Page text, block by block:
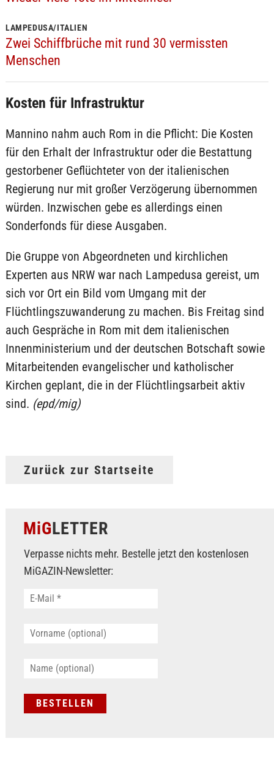
LAMPEDUSA/ITALIEN
Zwei Schiffbrüche mit rund 30 vermissten
Menschen
Kosten für Infrastruktur
Mannino nahm auch Rom in die Pflicht: Die Kosten
für den Erhalt der Infrastruktur oder die Bestattung
gestorbener Geflüchteter von der italienischen
Regierung nur mit großer Verzögerung übernommen
würden. Inzwischen gebe es allerdings einen
Sonderfonds für diese Ausgaben.
Die Gruppe von Abgeordneten und kirchlichen
Experten aus NRW war nach Lampedusa gereist, um
sich vor Ort ein Bild vom Umgang mit der
Flüchtlingszuwanderung zu machen. Bis Freitag sind
auch Gespräche in Rom mit dem italienischen
Innenministerium und der deutschen Botschaft sowie
Mitarbeitenden evangelischer und katholischer
Kirchen geplant, die in der Flüchtlingsarbeit aktiv
sind. (epd/mig)
Zurück zur Startseite
MiGLETTER
Verpasse nichts mehr. Bestelle jetzt den kostenlosen
MiGAZIN-Newsletter: